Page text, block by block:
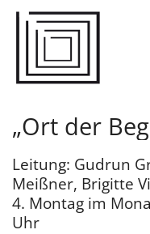
Zum Inhalt springen
„Ort der
Leitung: Gudrun
Meißner, Brigitte
4. Montag im
Uhr